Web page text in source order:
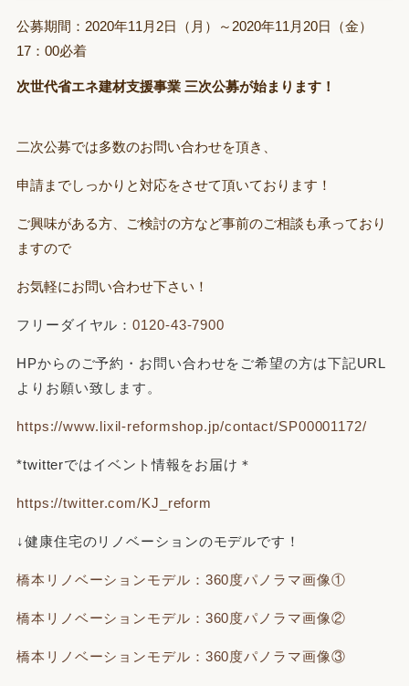
公募期間：2020年11月2日（月）～2020年11月20日（金）
17：00必着
次世代省エネ建材支援事業 三次公募が始まります！
二次公募では多数のお問い合わせを頂き、
申請までしっかりと対応をさせて頂いております！
ご興味がある方、ご検討の方など事前のご相談も承っており
ますので
お気軽にお問い合わせ下さい！
フリーダイヤル：0120-43-7900
HPからのご予約・お問い合わせをご希望の方は下記URL
よりお願い致します。
https://www.lixil-reformshop.jp/contact/SP00001172/
*twitterではイベント情報をお届け＊
https://twitter.com/KJ_reform
↓健康住宅のリノベーションのモデルです！
橋本リノベーションモデル：360度パノラマ画像①
橋本リノベーションモデル：360度パノラマ画像②
橋本リノベーションモデル：360度パノラマ画像③